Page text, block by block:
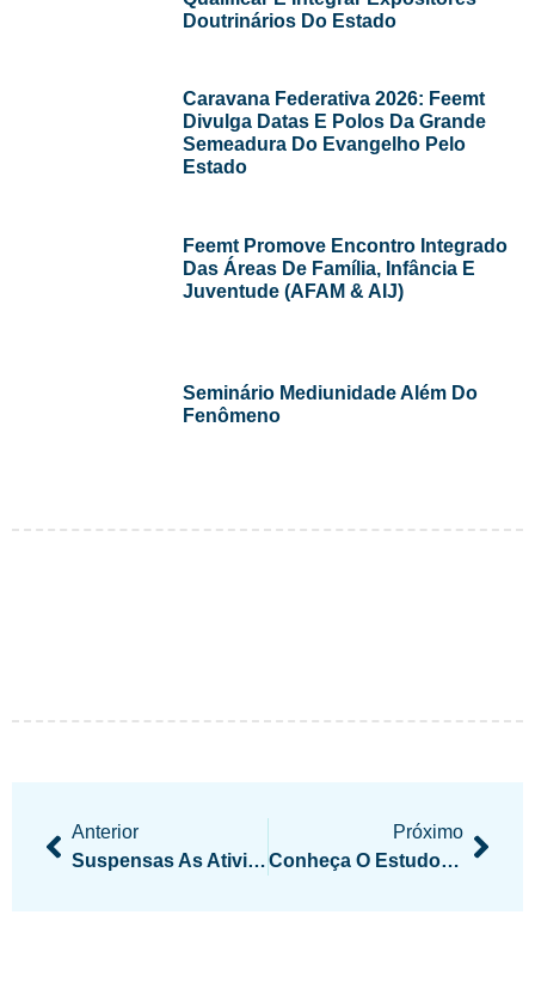
Doutrinários Do Estado
Caravana Federativa 2026: Feemt
Divulga Datas E Polos Da Grande
Semeadura Do Evangelho Pelo
Estado
Feemt Promove Encontro Integrado
Das Áreas De Família, Infância E
Juventude (AFAM & AIJ)
Seminário Mediunidade Além Do
Fenômeno
Anterior
Suspensas As Atividades Administrativas Na Sede Da Feemt
Próximo
Conheça O Estudo Reflexivo Das Dimensões Do Espírito Imortal